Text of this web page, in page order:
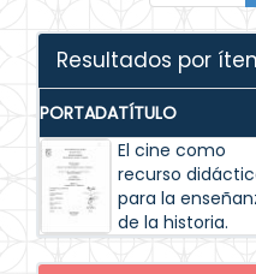
Resultados por
PORTADATÍTULO
El cine como
recurso
para la
de la historia.